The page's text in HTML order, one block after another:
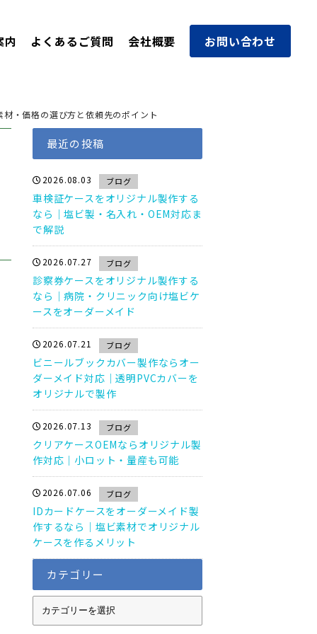
内 よくあるご質問 会社概要 お問い合わせ
・価格の選び方と依頼先のポイント
最近の投稿
2026.08.03 ブログ
車検証ケースをオリジナル製作する
なら｜塩ビ製・名入れ・OEM対応ま
で解説
2026.07.27 ブログ
診察券ケースをオリジナル製作する
なら｜病院・クリニック向け塩ビケ
ースをオーダーメイド
2026.07.21 ブログ
ビニールブックカバー製作ならオー
ダーメイド対応｜透明PVCカバーを
オリジナルで製作
2026.07.13 ブログ
クリアケースOEMならオリジナル製
作対応｜小ロット・量産も可能
2026.07.06 ブログ
IDカードケースをオーダーメイド製
作するなら｜塩ビ素材でオリジナル
ケースを作るメリット
カテゴリー
テ